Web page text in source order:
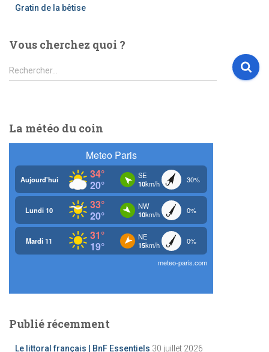
Gratin de la bêtise
Vous cherchez quoi ?
R
e
r
c
Rechercher…
La météo du coin
Publié récemment
Le littoral français | BnF Essentiels 30 juillet 2026